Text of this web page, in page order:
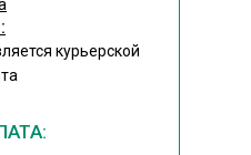
курьерской